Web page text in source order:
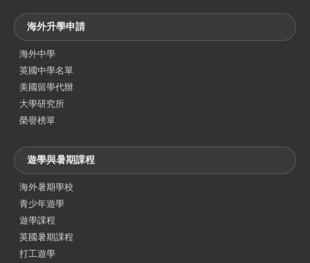
海外升學申請
海外中學
英國中學名單
美國留學代辦
大學研究所
榮譽榜單
遊學與暑期課程
海外暑期學校
青少年遊學
遊學課程
英國暑期課程
打工遊學